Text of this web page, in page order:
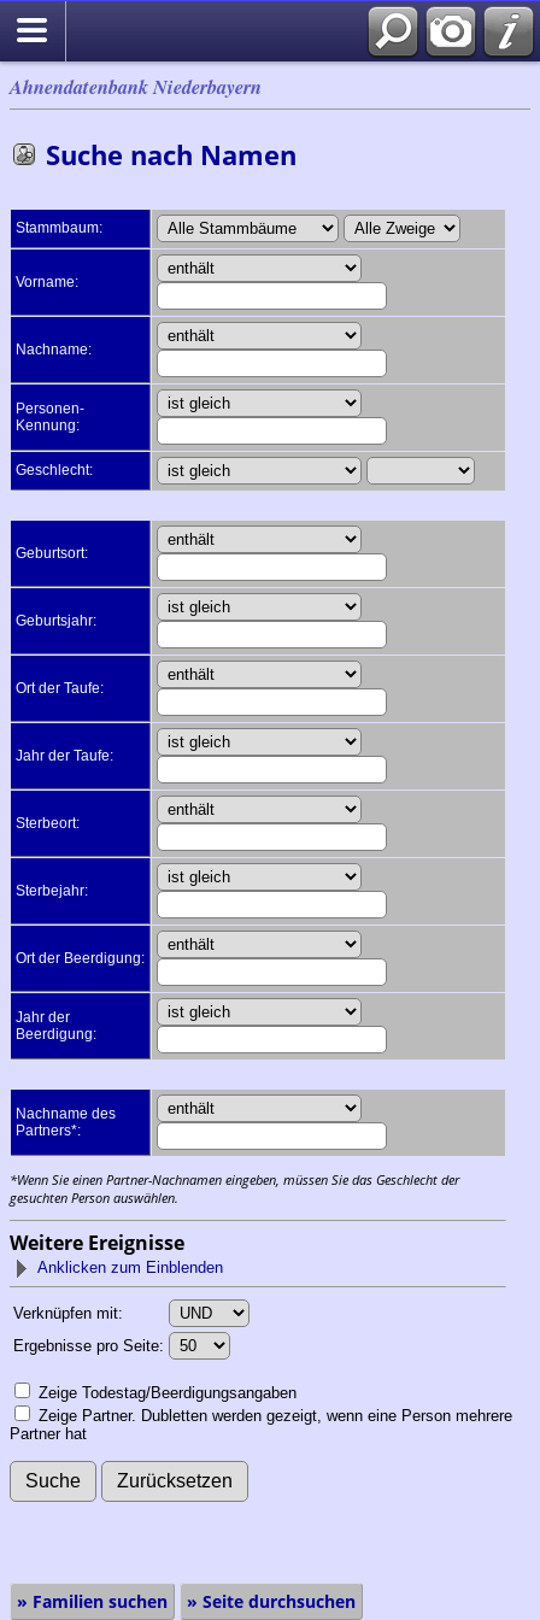
Ahnendatenbank Niederbayern
Suche nach Namen
Stammbaum:
Vorname:
Nachname:
Personen-
Kennung:
Geschlecht:
Geburtsort:
Geburtsjahr:
Ort der Taufe:
Jahr der Taufe:
Sterbeort:
Sterbejahr:
Ort der Beerdigung:
Jahr der
Beerdigung:
Nachname des
Partners*:
*Wenn Sie einen Partner-Nachnamen eingeben, müssen Sie das Geschlecht der
gesuchten Person auswählen.
Weitere Ereignisse
Anklicken zum Einblenden
Verknüpfen mit:
Ergebnisse pro Seite:
Zeige Todestag/Beerdigungsangaben
Zeige Partner. Dubletten werden gezeigt, wenn eine Person mehrere
Partner hat
» Familien suchen » Seite durchsuchen